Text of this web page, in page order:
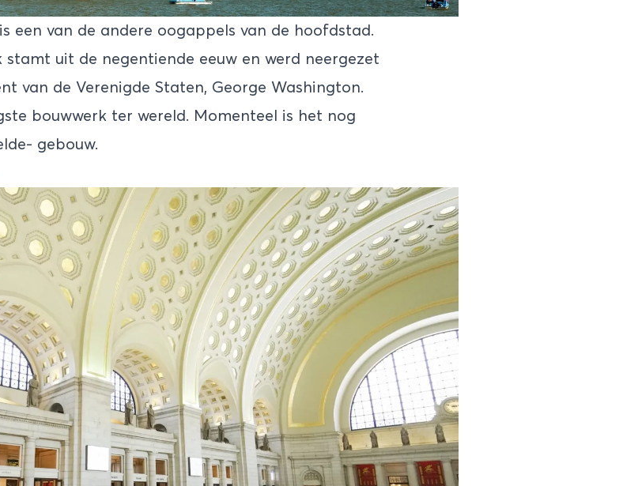
een van de andere oogappels van de hoofdstad.
stamt uit de negentiende eeuw en werd neergezet
van de Verenigde Staten, George Washington.
bouwwerk ter wereld. Momenteel is het nog
gebouw.